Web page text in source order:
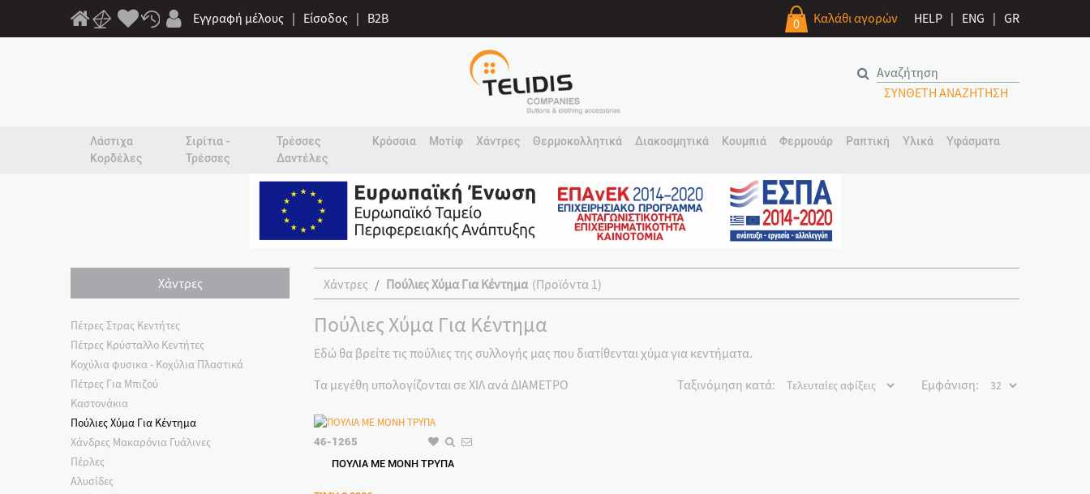
Εγγραφή μέλους | Είσοδος | B2B 0 Καλάθι αγορών HELP | ENG | GR
ΣΥΝΘΕΤΗ ΑΝΑΖΗΤΗΣΗ
Λάστιχα
Κορδέλες
Σιρίτια -
Τρέσσες
Τρέσσες
Δαντέλες
Κρόσσια Μοτίφ Χάντρες Θερμοκολλητικά Διακοσμητικά Κουμπιά Φερμουάρ Ραπτική Υλικά Υφάσματα
Χάντρες
Πέτρες Στρας Κεντήτες
Πέτρες Κρύσταλλο Κεντήτες
Κοχύλια φυσικα - Κοχύλια Πλαστικά
Πέτρες Για Μπιζού
Καστονάκια
Πούλιες Χύμα Για Κέντημα
Χάνδρες Μακαρόνια Γυάλινες
Πέρλες
Αλυσίδες
Χάντρες Πούλιες Χύμα Για Κέντημα (Προϊόντα 1)
Πούλιες Χύμα Για Κέντημα
Εδώ θα βρείτε τις πούλιες της συλλογής μας που διατίθενται χύμα για κεντήματα.
Τα μεγέθη υπολογίζονται σε ΧΙΛ ανά ΔΙΑΜΕΤΡΟ
Ταξινόμηση κατά: Εμφάνιση:
46-1265
ΠΟΥΛΙΑ ΜΕ ΜΟΝΗ ΤΡΥΠΑ